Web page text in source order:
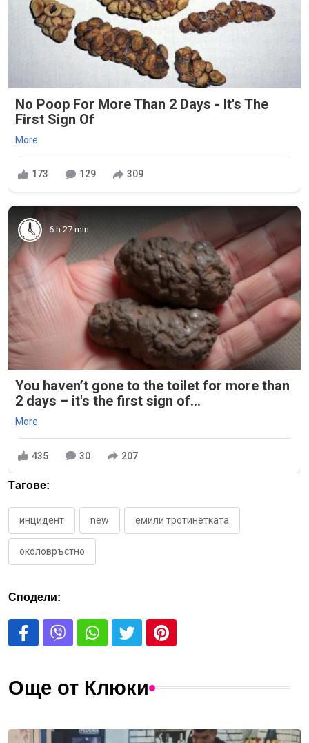
No Poop For More Than 2 Days - It's The
First Sign Of
More
173 129 309
6 h 27 min
You haven’t gone to the toilet for more than
2 days – it's the first sign of...
More
435 30 207
Тагове:
инцидент new емили тротинетката
околовръстно
Сподели:
Още от Клюки